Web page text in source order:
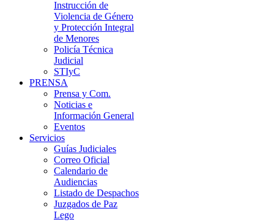
Instrucción de
Violencia de Género
y Protección Integral
de Menores
Policía Técnica
Judicial
STIyC
PRENSA
Prensa y Com.
Noticias e
Información General
Eventos
Servicios
Guías Judiciales
Correo Oficial
Calendario de
Audiencias
Listado de Despachos
Juzgados de Paz
Lego